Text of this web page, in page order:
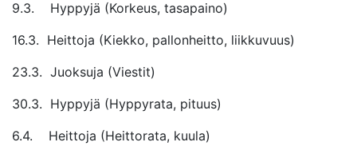
9.3. Hyppyjä (Korkeus, tasapaino)
16.3. Heittoja (Kiekko, pallonheitto, liikkuvuus)
23.3. Juoksuja (Viestit)
30.3. Hyppyjä (Hyppyrata, pituus)
6.4. Heittoja (Heittorata, kuula)